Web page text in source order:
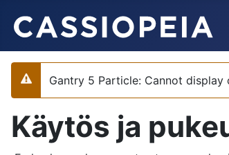
Varoitus
Gantry 5 Particle: Cannot
Käytös ja